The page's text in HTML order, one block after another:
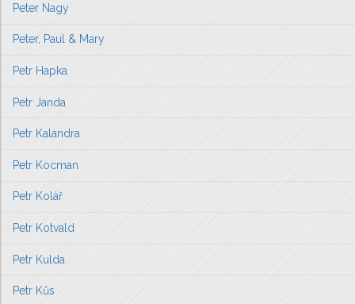
Peter Nagy
Peter, Paul & Mary
Petr Hapka
Petr Janda
Petr Kalandra
Petr Kocman
Petr Kolář
Petr Kotvald
Petr Kulda
Petr Kůs